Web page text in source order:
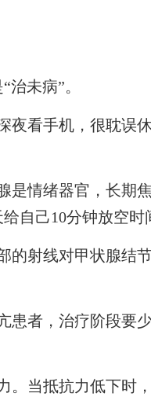
未病”。
看手机，很耽误
情绪器官，长期
自己10分钟放空时
射线对甲状腺结
者，治疗阶段要
当抵抗力低下时